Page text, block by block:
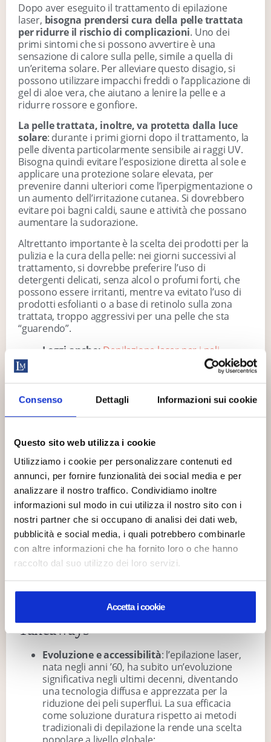
Consenso Dettagli Informazioni sui cookie
Questo sito web utilizza i cookie
Utilizziamo i cookie per personalizzare contenuti ed
annunci, per fornire funzionalità dei social media e per
analizzare il nostro traffico. Condividiamo inoltre
informazioni sul modo in cui utilizza il nostro sito con i
nostri partner che si occupano di analisi dei dati web,
pubblicità e social media, i quali potrebbero combinarle
con altre informazioni che ha fornito loro o che hanno
raccolto dal suo utilizzo dei loro servizi.
Accetta i cookie
Dopo aver eseguito il trattamento di epilazione
laser, bisogna prendersi cura della pelle trattata
per ridurre il rischio di complicazioni. Uno dei
primi sintomi che si possono avvertire è una
sensazione di calore sulla pelle, simile a quella di
un’eritema solare. Per alleviare questo disagio, si
possono utilizzare impacchi freddi o l’applicazione di
gel di aloe vera, che aiutano a lenire la pelle e a
ridurre rossore e gonfiore.
La pelle trattata, inoltre, va protetta dalla luce
solare: durante i primi giorni dopo il trattamento, la
pelle diventa particolarmente sensibile ai raggi UV.
Bisogna quindi evitare l’esposizione diretta al sole e
applicare una protezione solare elevata, per
prevenire danni ulteriori come l’iperpigmentazione o
un aumento dell’irritazione cutanea. Si dovrebbero
evitare poi bagni caldi, saune e attività che possano
aumentare la sudorazione.
Altrettanto importante è la scelta dei prodotti per la
pulizia e la cura della pelle: nei giorni successivi al
trattamento, si dovrebbe preferire l’uso di
detergenti delicati, senza alcol o profumi forti, che
possono essere irritanti, mentre va evitato l’uso di
prodotti esfolianti o a base di retinolo sulla zona
trattata, troppo aggressivi per una pelle che sta
“guarendo”.
Leggi anche: Depilazione laser per i peli
del mento: ecco perché scegliere questa
In conclusione
duraturi in relativamente poche sedute:
laser è senza dubbio uno dei metodi di
depilazione più efficaci.Ma quanto fa male il
trattamento? La risposta, come abbiamo visto,
dipende dal livello di tolleranza individuale al dolore
e dalla zona trattata. In presenza di alcune
condizioni, come malattie cutanee, gravidanza o
allattamento, l’epilazione laser è sconsigliata.
Dopo il trattamento, è bene prendersi cura della
pelle con prodotti specifici ed evitare di prendere
troppo sole, ma quel che conta soprattutto è
eseguire i trattamenti diepilazione laserincentri
specializzaticome il nostro, che possano garantire
risultati e livelli di sicurezza elevati.
Takeaways
Evoluzione e accessibilità: l’epilazione laser,
nata negli anni ’60, ha subito un’evoluzione
significativa negli ultimi decenni, diventando
una tecnologia diffusa e apprezzata per la
riduzione dei peli superflui. La sua efficacia
come soluzione duratura rispetto ai metodi
tradizionali di depilazione la rende una scelta
popolare a livello globale;
CHIUSI DALL’8
AL 23
AGOSTO
Riapriamo il 24
agosto.
Le richieste
ricevute durante la
chiusura saranno
gestite alla
riapertura.
Continua la
navigazione